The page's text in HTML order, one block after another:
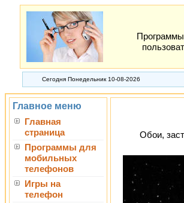
Сегодня Понедельник 10-08-2026
Главное меню
Главная
страница
Программы для
мобильных
телефонов
Игры на
телефон
Обои,